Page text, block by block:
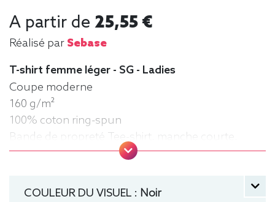
A partir de 25,55 €
Réalisé par Sebase
T-shirt femme léger - SG - Ladies
Coupe moderne
160 g/m²
100% coton ring-spun
Bande de propreté Tee-shirt, manche courte,
Léger, Femme, Col rond
COULEUR DU VISUEL : Noir